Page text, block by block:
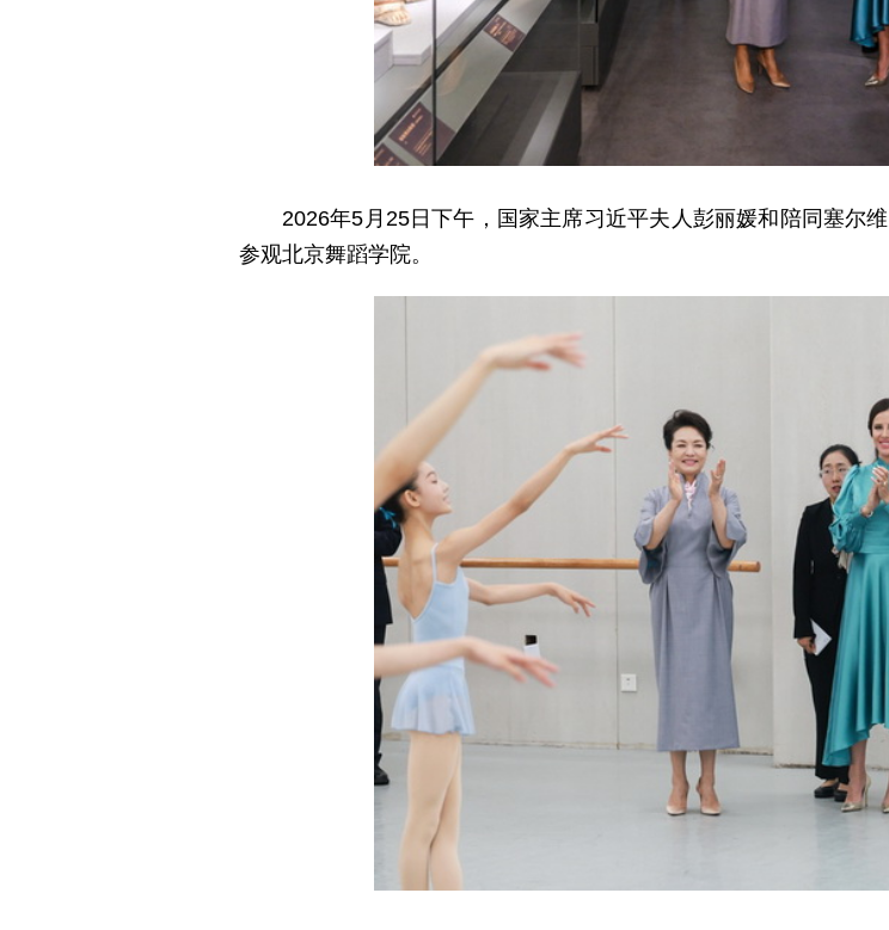
2026年5月25日下午，国家主席习近平夫人彭丽媛和陪同塞尔
参观北京舞蹈学院。